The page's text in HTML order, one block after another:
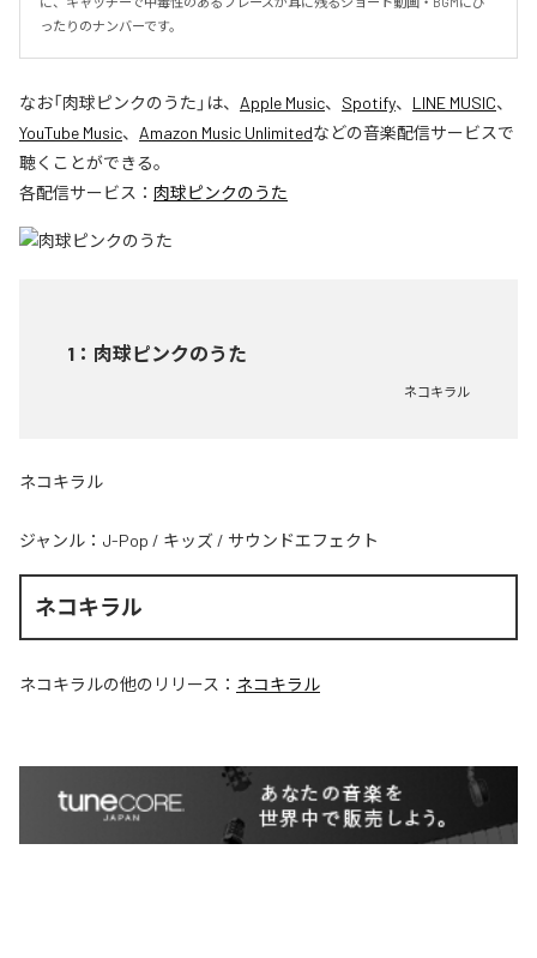
ったりのナンバーです。
なお「肉球ピンクのうた 」は、 Apple Music、 Spotify、 LINE MUSIC、
YouTube Music、 Amazon Music Unlimitedなどの音楽配信サービスで
聴くことができる。
各配信サービス： 肉球ピンクのうた
1 ： 肉球ピンクのうた
ネコキラル
ネコキラル
ジャンル： J-Pop / キッズ / サウンドエフェクト
ネコキラル
ネコキラルの他のリリース： ネコキラル